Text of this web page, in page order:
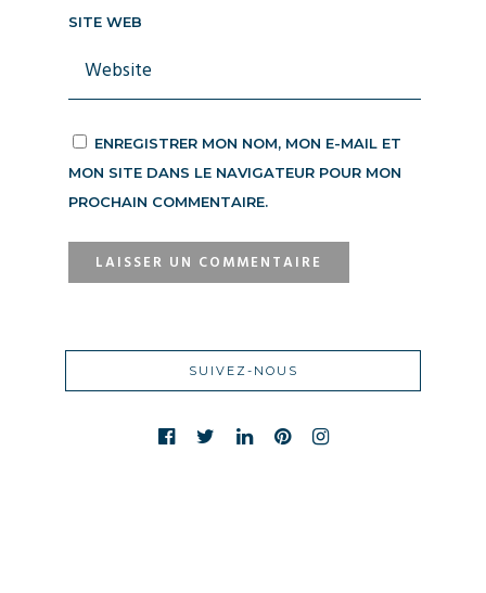
SITE WEB
ENREGISTRER MON NOM, MON E-MAIL ET
MON SITE DANS LE NAVIGATEUR POUR MON
PROCHAIN COMMENTAIRE.
SUIVEZ-NOUS